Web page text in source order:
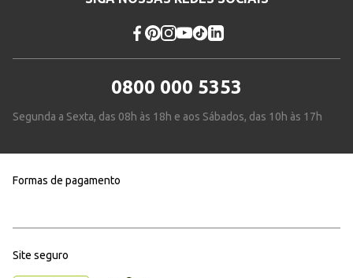
0800 000 5353
Segunda a Sexta, das 08h às 18h e aos Sábados, das 10h às 17h
Formas de pagamento
Site seguro